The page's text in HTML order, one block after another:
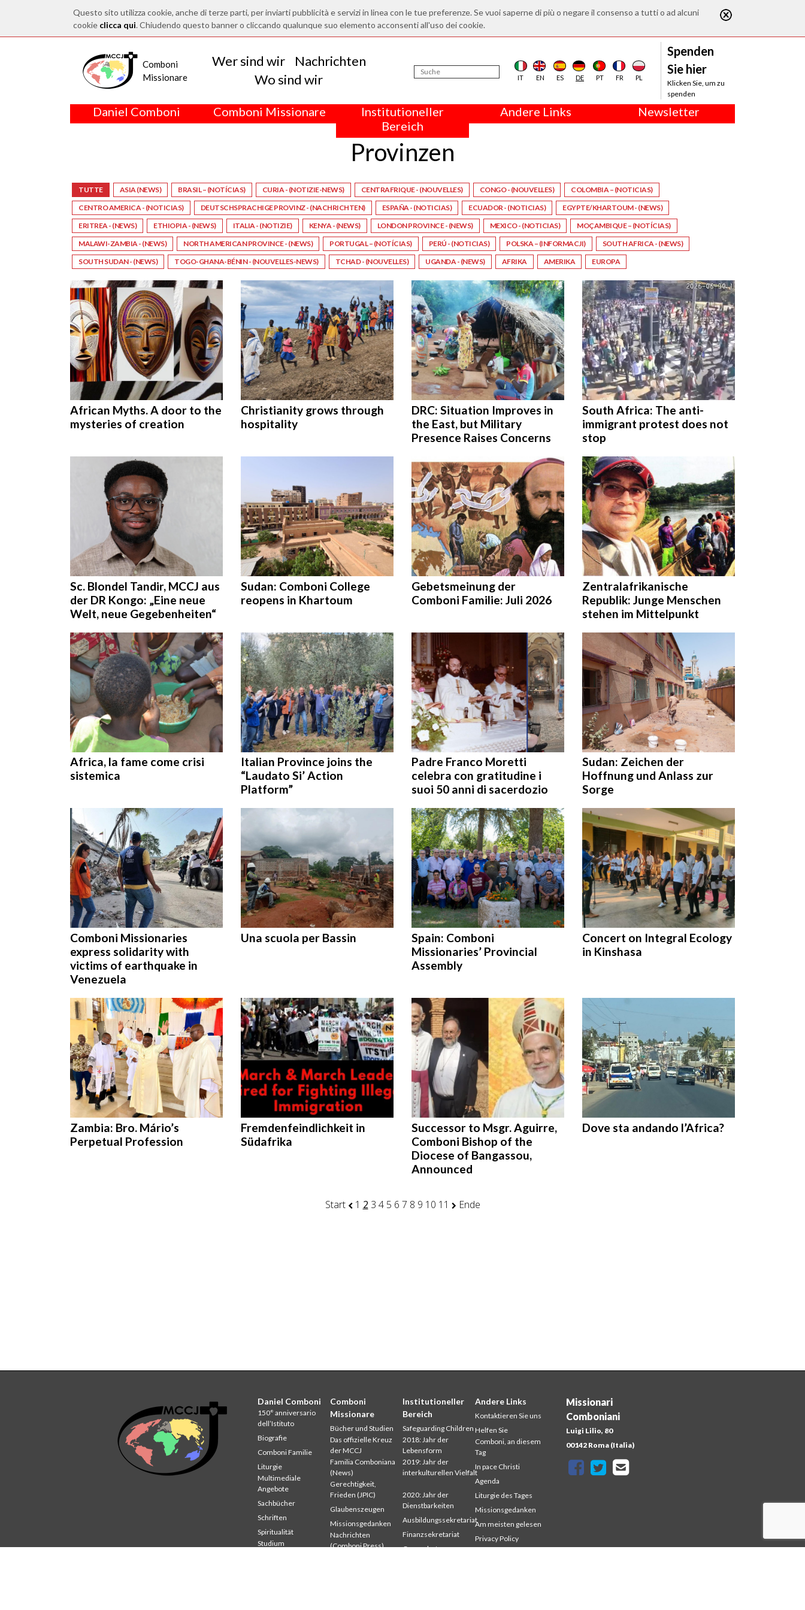
Questo sito utilizza cookie, anche di terze parti, per inviarti pubblicità e servizi in linea con le tue preferenze. Se vuoi saperne di più o negare il consenso a tutti o ad alcuni
cookie clicca qui. Chiudendo questo banner o cliccando qualunque suo elemento acconsenti all'uso dei cookie.
Comboni
Missionare
Wer sind wir
Nachrichten
Wo sind wir
IT EN ES DE PT FR PL
Spenden
Sie hier
Klicken Sie, um zu
spenden
Daniel Comboni Comboni Missionare
Institutioneller
Bereich
Andere Links Newsletter
Provinzen
TUTTE ASIA (NEWS) BRASIL – (NOTÍCIAS) CURIA - (NOTIZIE-NEWS) CENTRAFRIQUE - (NOUVELLES) CONGO - (NOUVELLES)
COLOMBIA – (NOTICIAS)
CENTRO AMERICA - (NOTICIAS)
DEUTSCHSPRACHIGE PROVINZ - (NACHRICHTEN) ESPAÑA - (NOTICIAS) ECUADOR - (NOTICIAS)
EGYPTE/KHARTOUM - (NEWS)
ERITREA - (NEWS)
ETHIOPIA - (NEWS) ITALIA - (NOTIZIE) KENYA - (NEWS) LONDON PROVINCE - (NEWS) MEXICO - (NOTICIAS)
MOÇAMBIQUE – (NOTÍCIAS)
MALAWI-ZAMBIA - (NEWS)
NORTH AMERICAN PROVINCE - (NEWS) PORTUGAL – (NOTÍCIAS) PERÚ - (NOTICIAS) POLSKA – (INFORMACJI)
SOUTH AFRICA - (NEWS)
SOUTH SUDAN - (NEWS)
TOGO-GHANA-BÉNIN - (NOUVELLES-NEWS) TCHAD - (NOUVELLES) UGANDA - (NEWS) AFRIKA AMERIKA EUROPA
African Myths. A door to the
mysteries of creation
Christianity grows through
hospitality
DRC: Situation Improves in
the East, but Military
Presence Raises Concerns
South Africa: The anti-
immigrant protest does not
stop
Sc. Blondel Tandir, MCCJ aus
der DR Kongo: „Eine neue
Welt, neue Gegebenheiten“
Sudan: Comboni College
reopens in Khartoum
Gebetsmeinung der
Comboni Familie: Juli 2026
Zentralafrikanische
Republik: Junge Menschen
stehen im Mittelpunkt
Africa, la fame come crisi
sistemica
Italian Province joins the
“Laudato Si’ Action
Platform”
Padre Franco Moretti
celebra con gratitudine i
suoi 50 anni di sacerdozio
Sudan: Zeichen der
Hoffnung und Anlass zur
Sorge
Comboni Missionaries
express solidarity with
victims of earthquake in
Venezuela
Una scuola per Bassin
Spain: Comboni
Missionaries’ Provincial
Assembly
Concert on Integral Ecology
in Kinshasa
Zambia: Bro. Mário’s
Perpetual Profession
Fremdenfeindlichkeit in
Südafrika
Successor to Msgr. Aguirre,
Comboni Bishop of the
Diocese of Bangassou,
Announced
Dove sta andando l’Africa?
Start 1 2 3 4 5 6 7 8 9 10 11 Ende
Missionari
Comboniani
Luigi Lilio, 80
00142 Roma (Italia)
Daniel Comboni
150° anniversario
dell’Istituto
Biografie
Comboni Familie
Liturgie
Multimediale
Angebote
Sachbücher
Schriften
Spiritualität
Studium
Comboni
Missionare
Bücher und Studien
Das offizielle Kreuz
der MCCJ
Familia Comboniana
(News)
Gerechtigkeit,
Frieden (JPIC)
Glaubenszeugen
Missionsgedanken
Nachrichten
(Comboni Press)
Institutioneller
Bereich
Safeguarding Children
2018: Jahr der
Lebensform
2019: Jahr der
interkulturellen Vielfalt
2020: Jahr der
Dienstbarkeiten
Ausbildungssekretariat
Finanzsekretariat
Generalrat
Andere Links
Kontaktieren Sie uns
Helfen Sie
Comboni, an diesem
Tag
In pace Christi
Agenda
Liturgie des Tages
Missionsgedanken
Am meisten gelesen
Privacy Policy